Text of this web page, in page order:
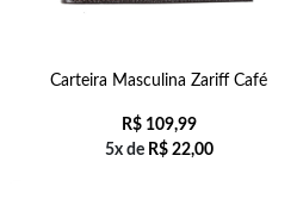
Carteira Masculina Zariff Café
R$109,99
5x de R$22,00